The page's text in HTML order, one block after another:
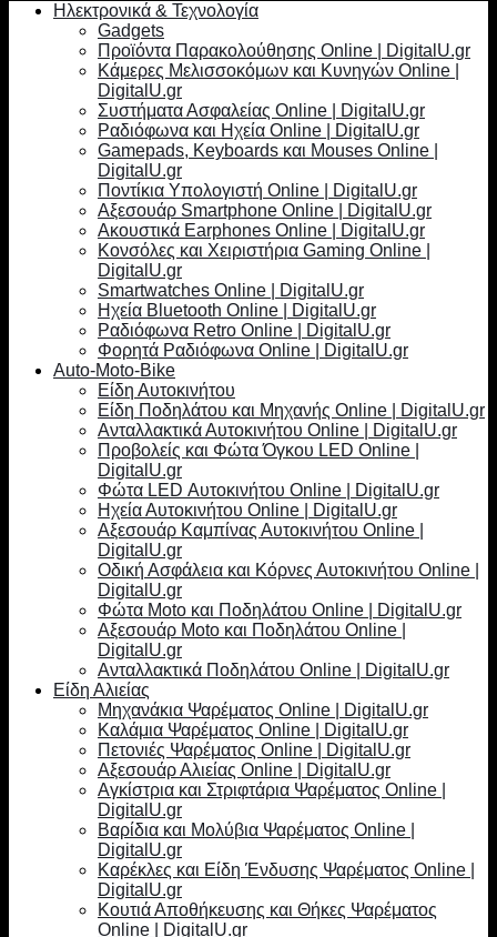
Ηλεκτρονικά & Τεχνολογία
Gadgets
Προϊόντα Παρακολούθησης Online | DigitalU.gr
Κάμερες Μελισσοκόμων και Κυνηγών Online |
DigitalU.gr
Συστήματα Ασφαλείας Online | DigitalU.gr
Ραδιόφωνα και Ηχεία Online | DigitalU.gr
Gamepads, Keyboards και Mouses Online |
DigitalU.gr
Ποντίκια Υπολογιστή Online | DigitalU.gr
Αξεσουάρ Smartphone Online | DigitalU.gr
Ακουστικά Earphones Online | DigitalU.gr
Κονσόλες και Χειριστήρια Gaming Online |
DigitalU.gr
Smartwatches Online | DigitalU.gr
Ηχεία Bluetooth Online | DigitalU.gr
Ραδιόφωνα Retro Online | DigitalU.gr
Φορητά Ραδιόφωνα Online | DigitalU.gr
Auto-Moto-Bike
Είδη Αυτοκινήτου
Είδη Ποδηλάτου και Μηχανής Online | DigitalU.gr
Ανταλλακτικά Αυτοκινήτου Online | DigitalU.gr
Προβολείς και Φώτα Όγκου LED Online |
DigitalU.gr
Φώτα LED Αυτοκινήτου Online | DigitalU.gr
Ηχεία Αυτοκινήτου Online | DigitalU.gr
Αξεσουάρ Καμπίνας Αυτοκινήτου Online |
DigitalU.gr
Οδική Ασφάλεια και Κόρνες Αυτοκινήτου Online |
DigitalU.gr
Φώτα Moto και Ποδηλάτου Online | DigitalU.gr
Αξεσουάρ Moto και Ποδηλάτου Online |
DigitalU.gr
Ανταλλακτικά Ποδηλάτου Online | DigitalU.gr
Είδη Αλιείας
Μηχανάκια Ψαρέματος Online | DigitalU.gr
Καλάμια Ψαρέματος Online | DigitalU.gr
Πετονιές Ψαρέματος Online | DigitalU.gr
Αξεσουάρ Αλιείας Online | DigitalU.gr
Αγκίστρια και Στριφτάρια Ψαρέματος Online |
DigitalU.gr
Βαρίδια και Μολύβια Ψαρέματος Online |
DigitalU.gr
Καρέκλες και Είδη Ένδυσης Ψαρέματος Online |
DigitalU.gr
Κουτιά Αποθήκευσης και Θήκες Ψαρέματος
Online | DigitalU.gr